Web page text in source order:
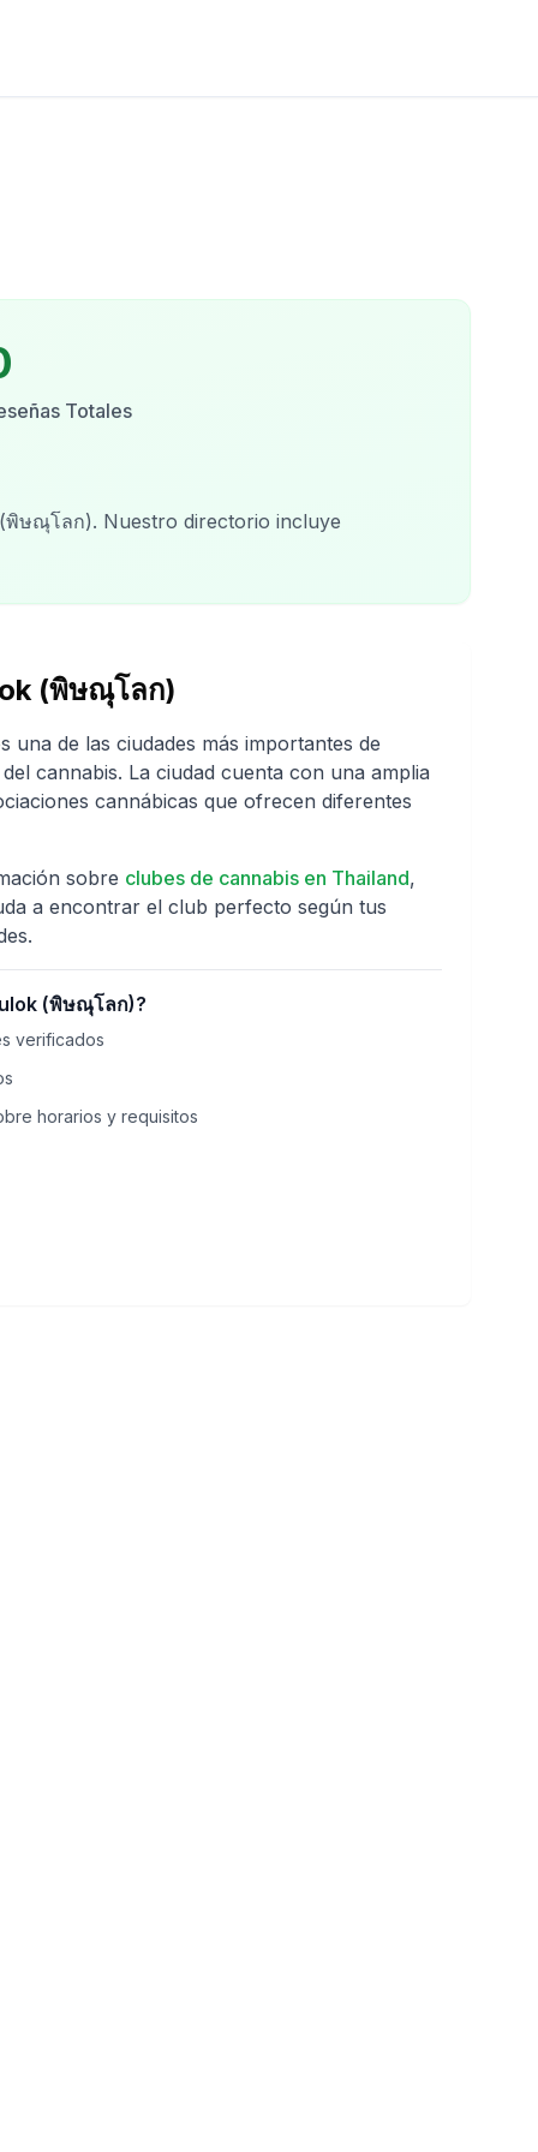
Totales
พิษณุโลก). Nuestro directorio incluye
(พิษณุโลก)
una de las ciudades más importantes de
cannabis. La ciudad cuenta con una amplia
cannábicas que ofrecen diferentes
sobre clubes de cannabis en Thailand,
a encontrar el club perfecto según tus
(พิษณุโลก)?
verificados
horarios y requisitos